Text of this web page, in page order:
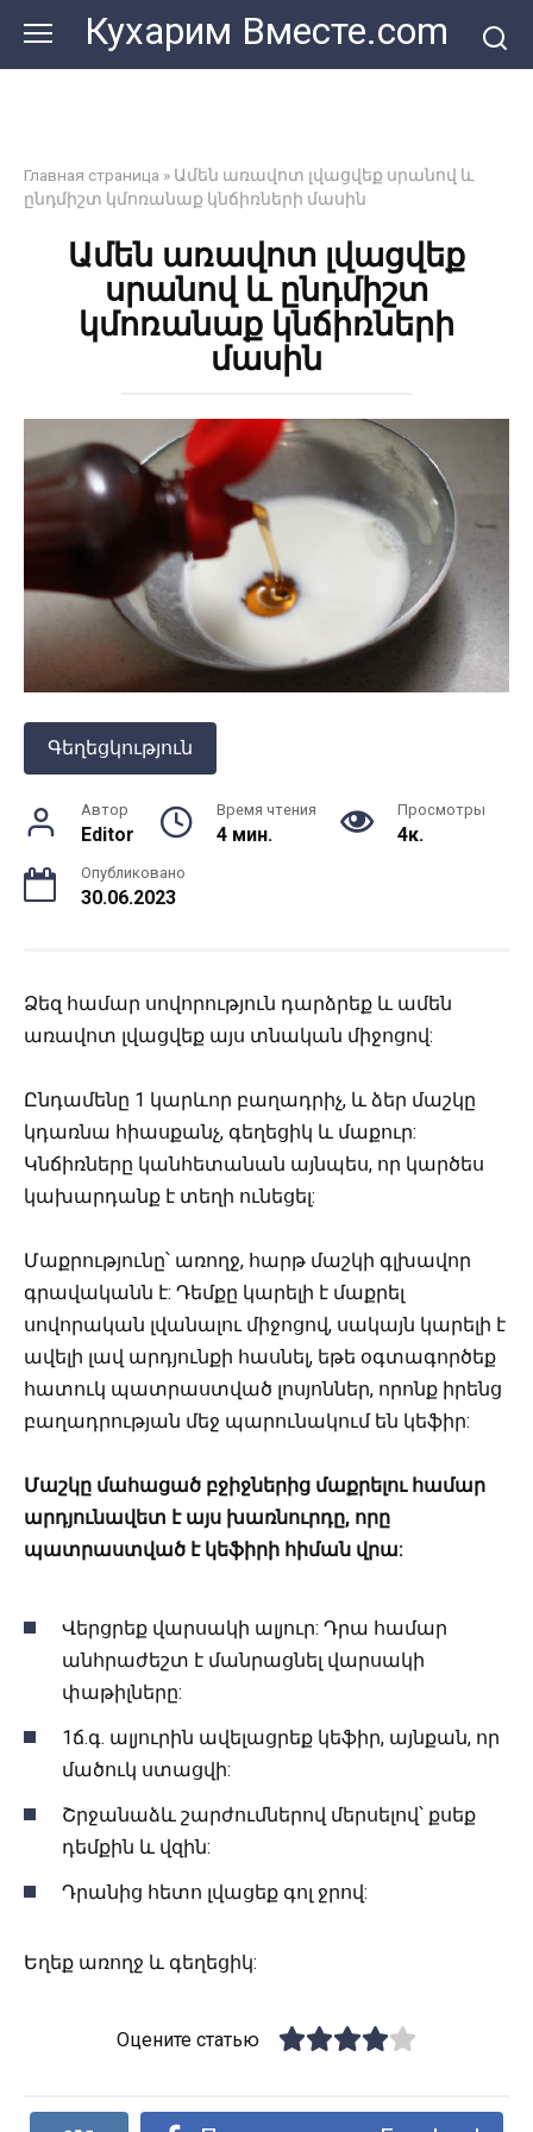
контенту
Кухарим Вместе.com
Главная страница » Ամեն առավոտ լվացվեք սրանով և
ընդմիշտ կմոռանաք կնճիռների մասին
Ամեն առավոտ լվացվեք
սրանով և ընդմիշտ
կմոռանաք կնճիռների
մասին
Գեղեցկություն
Автор
Editor
Время чтения
4 мин.
Просмотры
4к.
Опубликовано
30.06.2023
Ձեզ համար սովորություն դարձրեք և ամեն
առավոտ լվացվեք այս տնական միջոցով:
Ընդամենը 1 կարևոր բաղադրիչ, և ձեր մաշկը
կդառնա հիասքանչ, գեղեցիկ և մաքուր:
Կնճիռները կանհետանան այնպես, որ կարծես
կախարդանք է տեղի ունեցել:
Մաքրությունը՝ առողջ, հարթ մաշկի գլխավոր
գրավականն է: Դեմքը կարելի է մաքրել
սովորական լվանալու միջոցով, սակայն կարելի է
ավելի լավ արդյունքի հասնել, եթե օգտագործեք
հատուկ պատրաստված լոսյոններ, որոնք իրենց
բաղադրության մեջ պարունակում են կեֆիր:
Մաշկը մահացած բջիջներից մաքրելու համար
արդյունավետ է այս խառնուրդը, որը
պատրաստված է կեֆիրի հիման վրա:
Վերցրեք վարսակի ալյուր: Դրա համար
անհրաժեշտ է մանրացնել վարսակի
փաթիլները:
1ճ.գ. ալյուրին ավելացրեք կեֆիր, այնքան, որ
մածուկ ստացվի:
Շրջանաձև շարժումներով մերսելով՝ քսեք
դեմքին և վզին:
Դրանից հետո լվացեք գոլ ջրով:
Եղեք առողջ և գեղեցիկ:
Оцените статью